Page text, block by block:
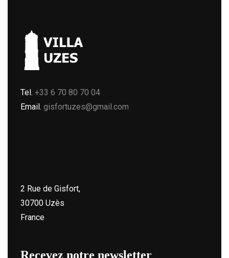
Tel. +33 6 70 80 70 04
Email. gisfortuzes@gmail.com
2 Rue de Gisfort,
30700 Uzès
France
Recevez notre newsletter